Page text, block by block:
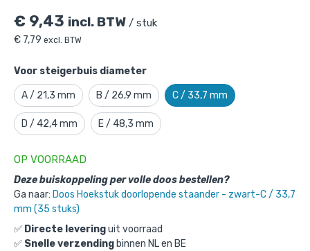
€ 9,43 incl. BTW / stuk
€ 7,79 excl. BTW
Voor steigerbuis diameter
A / 21,3 mm B / 26,9 mm C / 33,7 mm
D / 42,4 mm E / 48,3 mm
OP VOORRAAD
Deze buiskoppeling per volle doos bestellen?
Ga naar: Doos Hoekstuk doorlopende staander - zwart-C / 33,7
mm (35 stuks)
✅ Directe leveringuit voorraad
✅ Snelle verzending binnen NL en BE
Buiskoppeling Hoekstuk doorlopende
staander - zwart-C / 33,7 mm
Productnummer: 101020ZWC
€9,43 incl. BTW/ stuk
€ 7,79 excl. BTW
Ga naar winkelmandje